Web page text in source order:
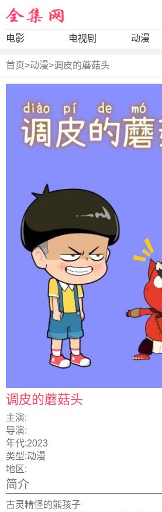
电影 电视剧 动漫
首页>动漫>调皮的蘑菇头
调皮的蘑菇头
主演:
导演:
年代:2023
类型:动漫
地区:
简介
古灵精怪的熊孩子